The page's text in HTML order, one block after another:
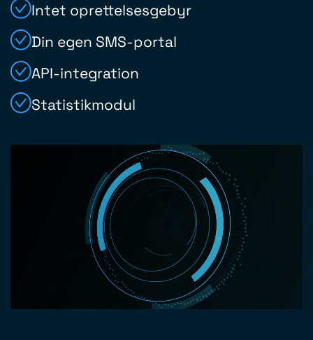
Intet oprettelsesgebyr
Din egen SMS-portal
API-integration
Statistikmodul